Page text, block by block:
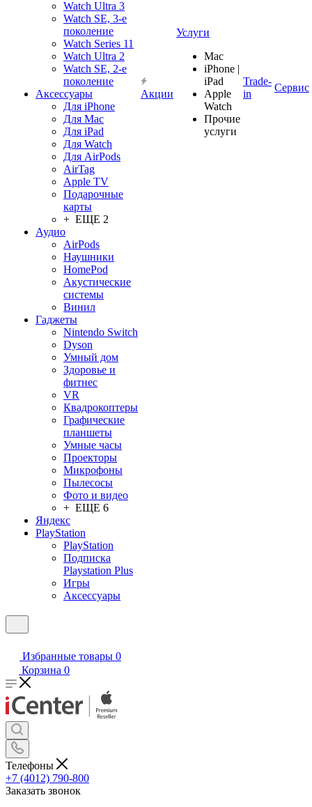
Watch Ultra 3
Watch SE, 3-е
поколение
Watch Series 11
Watch Ultra 2
Watch SE, 2-е
поколение
Аксессуары
Для iPhone
Для Mac
Для iPad
Для Watch
Для AirPods
AirTag
Apple TV
Подарочные
карты
+ ЕЩЕ 2
Аудио
AirPods
Наушники
HomePod
Акустические
системы
Винил
Гаджеты
Nintendo Switch
Dyson
Умный дом
Здоровье и
фитнес
VR
Квадрокоптеры
Графические
планшеты
Умные часы
Проекторы
Микрофоны
Пылесосы
Фото и видео
+ ЕЩЕ 6
Яндекс
PlayStation
PlayStation
Подписка
Playstation Plus
Игры
Аксессуары
Акции
Услуги
Mac
iPhone |
iPad
Apple
Watch
Прочие
услуги
Trade-
in
Сервис
Избранные товары 0
Корзина 0
Телефоны
+7 (4012) 790-800
Заказать звонок